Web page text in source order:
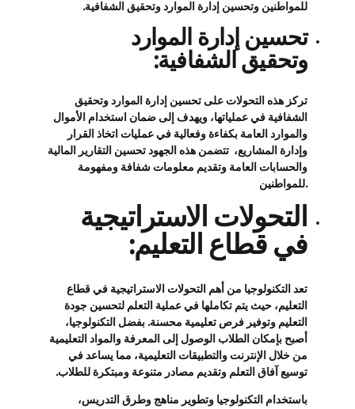
للمواطنين وتحسين إدارة الموارد وتحقيق الشفافية.
تحسين إدارة الموارد
وتحقيق الشفافية:
تركز هذه التحولات على تحسين إدارة الموارد وتحقيق
الشفافية في عملياتها، ويهدف إلى ضمان استخدام الأموال
والموارد العامة بكفاءة وفعالية في عمليات اتخاذ القرار
وإدارة المشاريع، تتضمن هذه الجهود تحسين التقارير المالية
والحسابات العامة وتقديم معلومات شفافة ومفهومة
للمواطنين.
التحولات الاستراتيجية
في قطاع التعليم:
تعد التكنولوجيا من أهم التحولات الاستراتيجية في قطاع
التعليم، حيث يتم تكاملها في عملية التعلم لتحسين جودة
التعليم وتوفير فرص تعليمية محسنة. بفضل التكنولوجيا،
أصبح بإمكان الطلاب الوصول إلى المعرفة والمواد التعليمية
من خلال الإنترنت والتطبيقات التعليمية، مما يساعد في
توسيع آفاق التعلم وتقديم مصادر متنوعة ومبتكرة للطلاب.
باستخدام التكنولوجيا وتطوير مناهج وطرق التدريس،